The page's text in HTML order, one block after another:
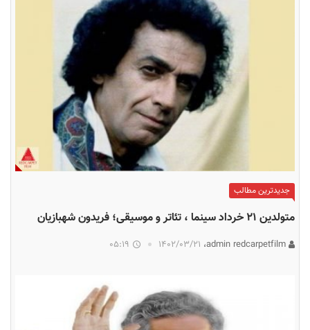
جدیدترین مطالب
متولدین ۲۱ خرداد سینما ، تئاتر و موسیقی؛ فریدون شهبازیان
۱۴۰۲/۰۳/۲۱ 05:19